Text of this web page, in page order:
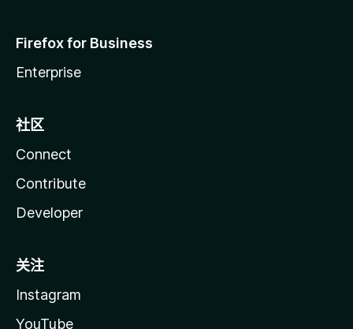
Firefox for Business
Enterprise
社区
Connect
Contribute
Developer
关注
Instagram
YouTube